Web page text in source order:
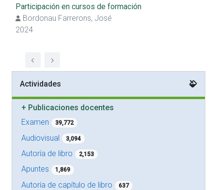
Participación en cursos de formación
Bordonau Farrerons, José
2024
Actividades
+ Publicaciones docentes
Examen
39,772
Audiovisual 3,094
Autoría de libro 2,153
Apuntes 1,869
Autoría de capítulo de libro 637